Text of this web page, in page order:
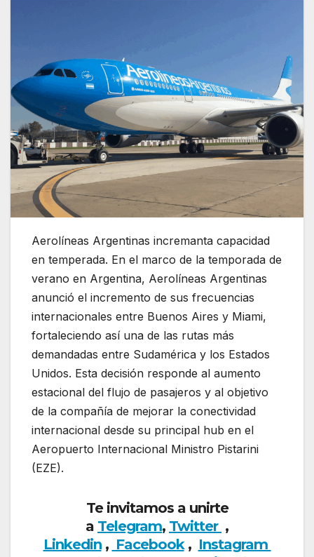
Aerolíneas Argentinas incremanta capacidad
en temperada. En el marco de la temporada de
verano en Argentina, Aerolíneas Argentinas
anunció el incremento de sus frecuencias
internacionales entre Buenos Aires y Miami,
fortaleciendo así una de las rutas más
demandadas entre Sudamérica y los Estados
Unidos. Esta decisión responde al aumento
estacional del flujo de pasajeros y al objetivo
de la compañía de mejorar la conectividad
internacional desde su principal hub en el
Aeropuerto Internacional Ministro Pistarini
(EZE).
Te invitamos a unirte
a Telegram, Twitter ,
Linkedin, Facebook, Instagram